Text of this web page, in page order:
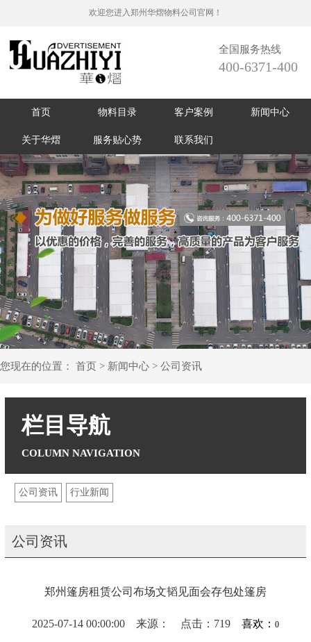
欢迎您进入郑州华熠物料公司官网！
全国服务热线
400-6371-400
首页 物料目录 客户案例 新闻中心
关于华熠 服务贴心势 联系我们
您现在的位置： 首页 > 新闻中心 > 公司资讯
栏目导航
公司资讯 行业新闻
公司资讯
郑州篷房租赁公司布场文韬见面会存包处篷房
2025-07-14 00:00:00 来源： 点击：719 喜欢： 0